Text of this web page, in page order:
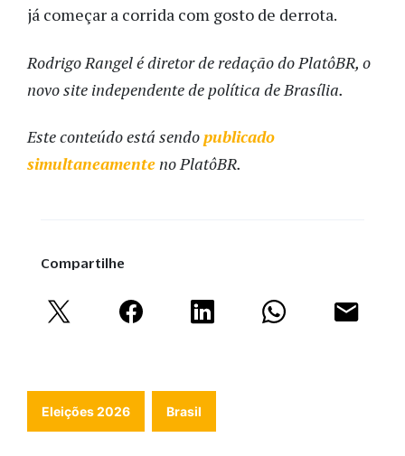
já começar a corrida com gosto de derrota.
Rodrigo Rangel é diretor de redação do PlatôBR, o
novo site independente de política de Brasília.
Este conteúdo está sendopublicado
simultaneamenteno PlatôBR.
Compartilhe
Eleições 2026 Brasil